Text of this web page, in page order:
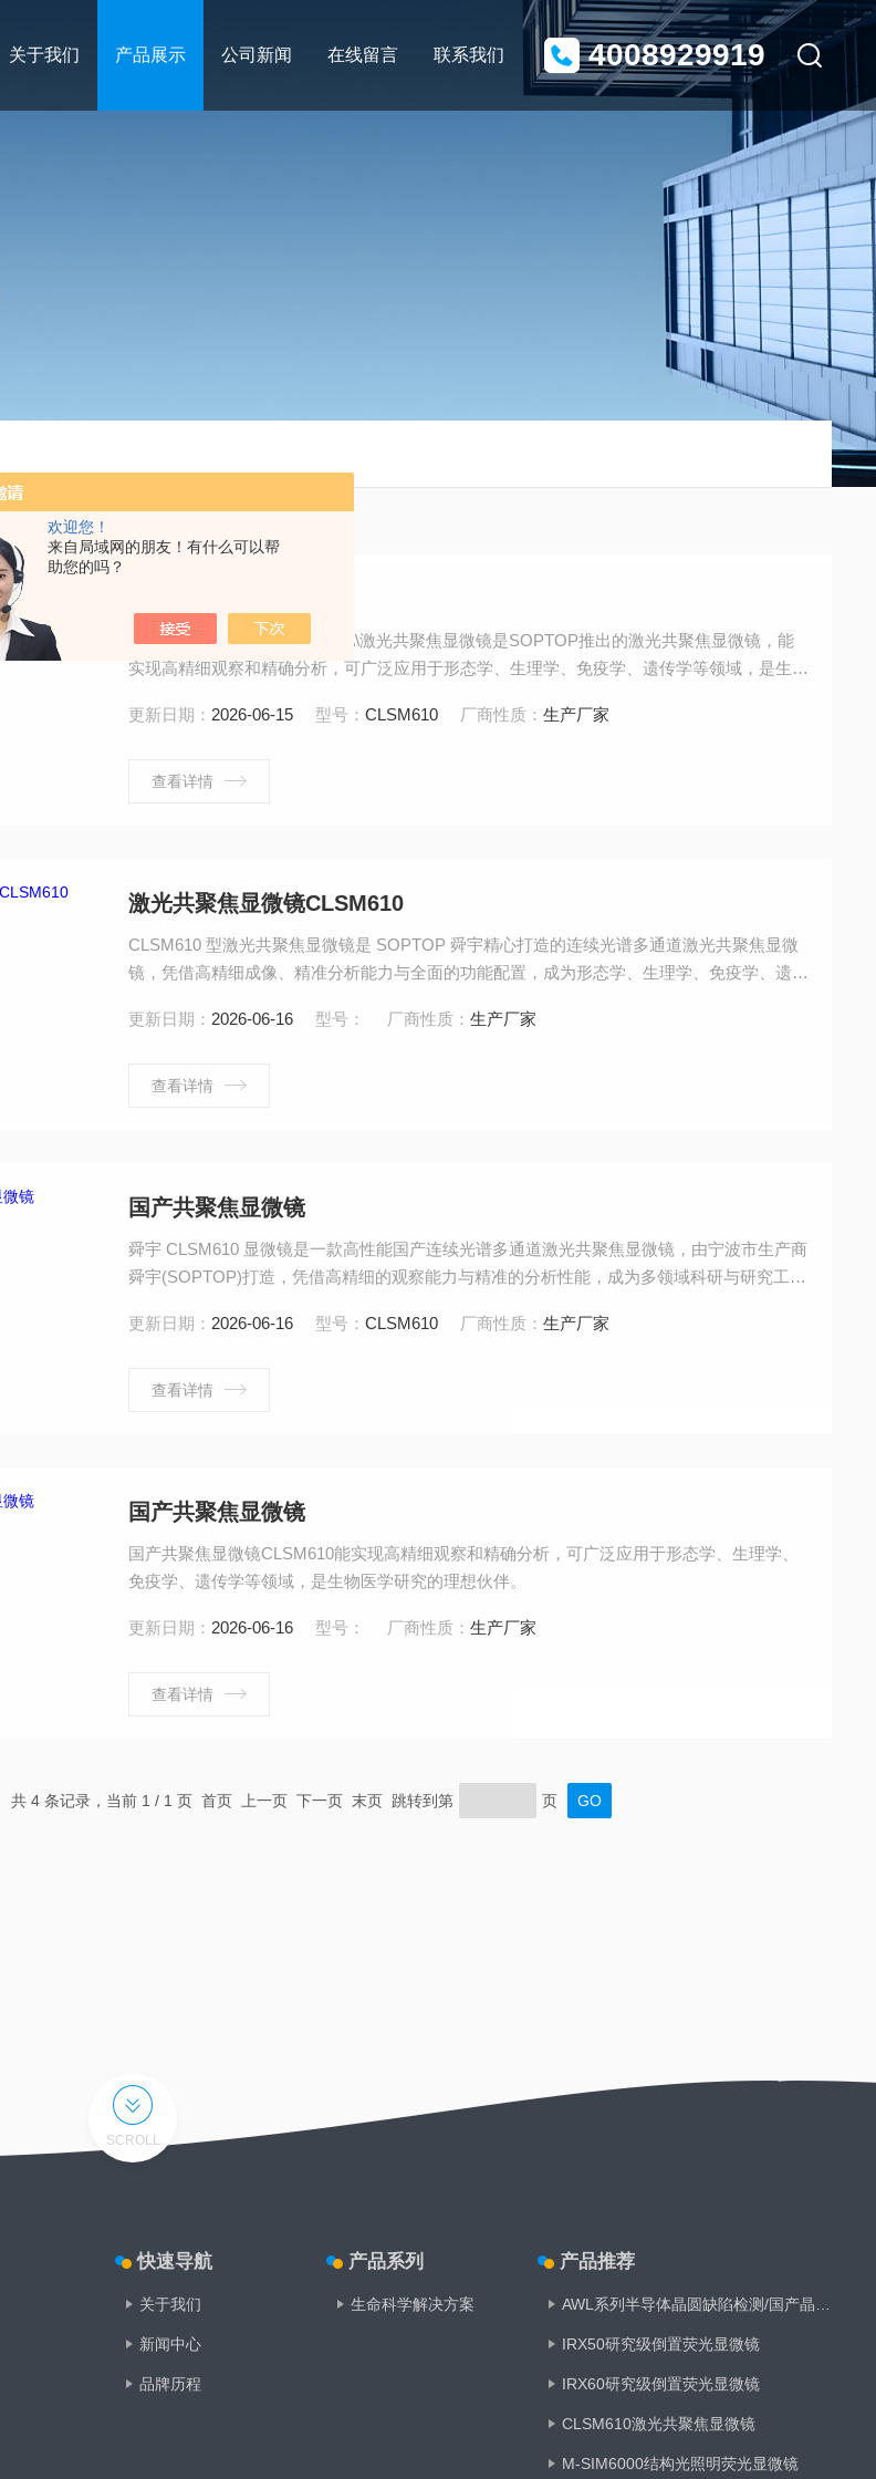
欢迎您！
来自局域网的朋友！有什么可以帮
助您的吗？
4008929919
关于我们 产品展示 公司新闻 在线留言 联系我们
CLSM610型国产共聚焦显微镜\\激光共聚焦显微镜是SOPTOP推出的激光共聚焦显微镜，能
实现高精细观察和精确分析，可广泛应用于形态学、生理学、免疫学、遗传学等领域，是生物
更新日期： 2026-06-15 型号：CLSM610 厂商性质：生产厂家
查看详情
激光共聚焦显微镜CLSM610
CLSM610 型激光共聚焦显微镜是 SOPTOP 舜宇精心打造的连续光谱多通道激光共聚焦显微
镜，凭借高精细成像、精准分析能力与全面的功能配置，成为形态学、生理学、免疫学、遗传
供一体化光学显微解决方案。
更新日期： 2026-06-16 型号： 厂商性质：生产厂家
查看详情
国产共聚焦显微镜
舜宇 CLSM610 显微镜是一款高性能国产连续光谱多通道激光共聚焦显微镜，由宁波市生产商
舜宇(SOPTOP)打造，凭借高精细的观察能力与精准的分析性能，成为多领域科研与研究工作
域，在形态学、生理学、免疫学、遗传学等研究方向中表现优异，是生物医学研究的理想工
更新日期： 2026-06-16 型号：CLSM610 厂商性质：生产厂家
查看详情
国产共聚焦显微镜
国产共聚焦显微镜CLSM610能实现高精细观察和精确分析，可广泛应用于形态学、生理学、
免疫学、遗传学等领域，是生物医学研究的理想伙伴。
更新日期： 2026-06-16 型号： 厂商性质：生产厂家
查看详情
共 4 条记录，当前 1 / 1 页 首页 上一页 下一页 末页 跳转到第 页
SCROLL
快速导航
关于我们
新闻中心
品牌历程
产品系列
生命科学解决方案
产品推荐
IRX50研究级倒置荧光显微镜
IRX60研究级倒置荧光显微镜
CLSM610激光共聚焦显微镜
M-SIM6000结构光照明荧光显微镜